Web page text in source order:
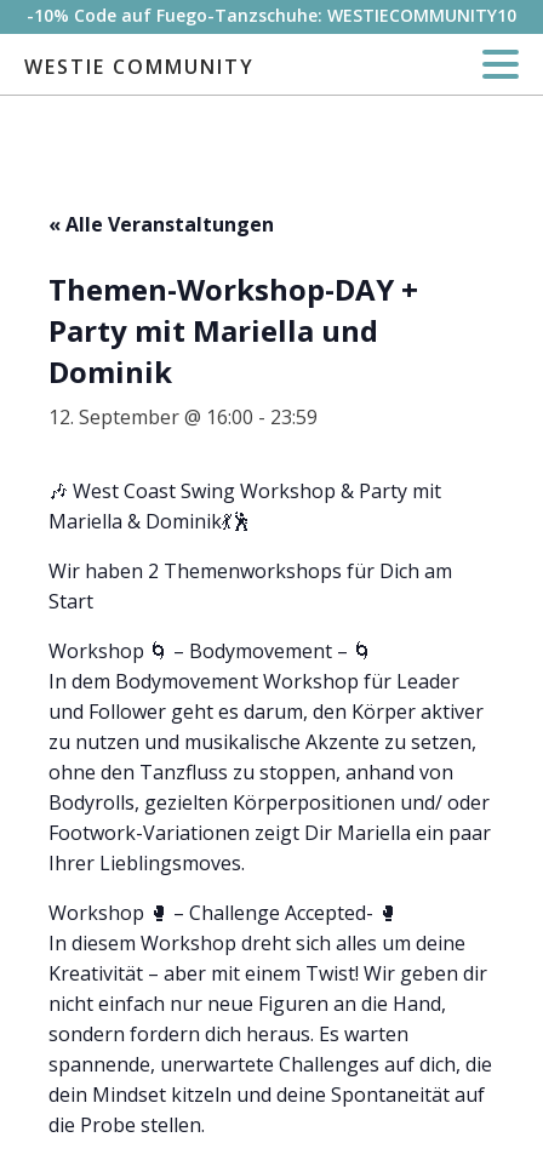
-10% Code auf Fuego-Tanzschuhe: WESTIECOMMUNITY10
WESTIE COMMUNITY
« Alle Veranstaltungen
Themen-Workshop-DAY +
Party mit Mariella und
Dominik
12. September @ 16:00 - 23:59
🎶 West Coast Swing Workshop & Party mit
Mariella & Dominik💃🕺
Wir haben 2 Themenworkshops für Dich am
Start
Workshop 🌀 – Bodymovement – 🌀
In dem Bodymovement Workshop für Leader
und Follower geht es darum, den Körper aktiver
zu nutzen und musikalische Akzente zu setzen,
ohne den Tanzfluss zu stoppen, anhand von
Bodyrolls, gezielten Körperpositionen und/ oder
Footwork-Variationen zeigt Dir Mariella ein paar
Ihrer Lieblingsmoves.
Workshop 🥊 – Challenge Accepted- 🥊
In diesem Workshop dreht sich alles um deine
Kreativität – aber mit einem Twist! Wir geben dir
nicht einfach nur neue Figuren an die Hand,
sondern fordern dich heraus. Es warten
spannende, unerwartete Challenges auf dich, die
dein Mindset kitzeln und deine Spontaneität auf
die Probe stellen.